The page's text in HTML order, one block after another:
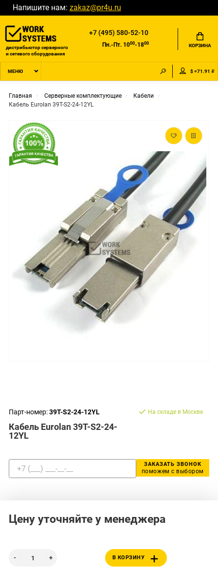
Напишите нам: zakaz@pr4u.ru
дистрибьютор серверного
и сетевого оборудования
+7 (495) 580-52-10
Пн.-Пт. 1000-1800 КОРЗИНА
МЕНЮ $ =71.91 ₽
Главная Серверные комплектующие
Кабели
Кабель Eurolan 39T-S2-24-12YL
Парт-номер:39T-S2-24-12YL
Кабель Eurolan 39T-S2-24-
12YL
На складе в Москве
ЗАКАЗАТЬ ЗВОНОК
поможем с выбором
Цену уточняйте у менеджера
В КОРЗИНУ